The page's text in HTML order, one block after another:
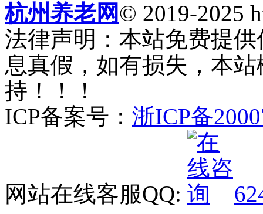
杭州养老网© 2019-2025
法律声明：本站免费提
息真假，如有损失，本
持！！！
ICP备案号： 浙ICP备
网站在线客服QQ: